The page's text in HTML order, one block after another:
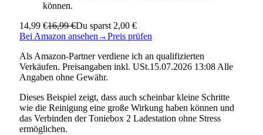
können.
14,99 €16,99 €Du sparst 2,00 €
Bei Amazon ansehen →Preis prüfen
Als Amazon-Partner verdiene ich an qualifizierten
Verkäufen. Preisangaben inkl. USt.15.07.2026 13:08 Alle
Angaben ohne Gewähr.
Dieses Beispiel zeigt, dass auch scheinbar kleine Schritte
wie die Reinigung eine große Wirkung haben können und
das Verbinden der Toniebox 2 Ladestation ohne Stress
ermöglichen.